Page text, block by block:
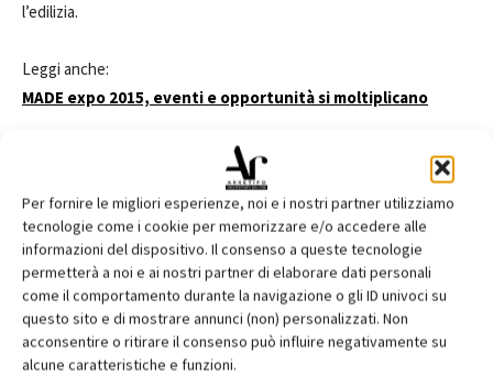
Per fornire le migliori esperienze, noi e i nostri partner utilizziamo
tecnologie come i cookie per memorizzare e/o accedere alle
informazioni del dispositivo. Il consenso a queste tecnologie
permetterà a noi e ai nostri partner di elaborare dati personali
come il comportamento durante la navigazione o gli ID univoci su
questo sito e di mostrare annunci (non) personalizzati. Non
acconsentire o ritirare il consenso può influire negativamente su
alcune caratteristiche e funzioni.
l’edilizia.
Leggi anche:
MADE expo 2015, eventi e opportunità si moltiplicano
Building Information Modeling
droni
Expo 2015 MADE expo milano
Politecnico di Milano
realtà aumentata
stampa 3D
Facebook Twitter Pinterest